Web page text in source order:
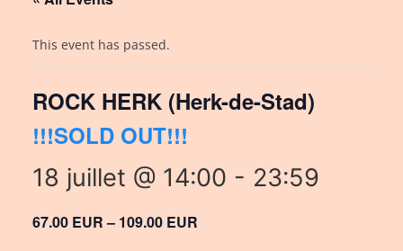
This event has passed.
ROCK HERK (Herk-de-Stad)
!!!SOLD OUT!!!
18 juillet @ 14:00 - 23:59
67.00 EUR – 109.00 EUR